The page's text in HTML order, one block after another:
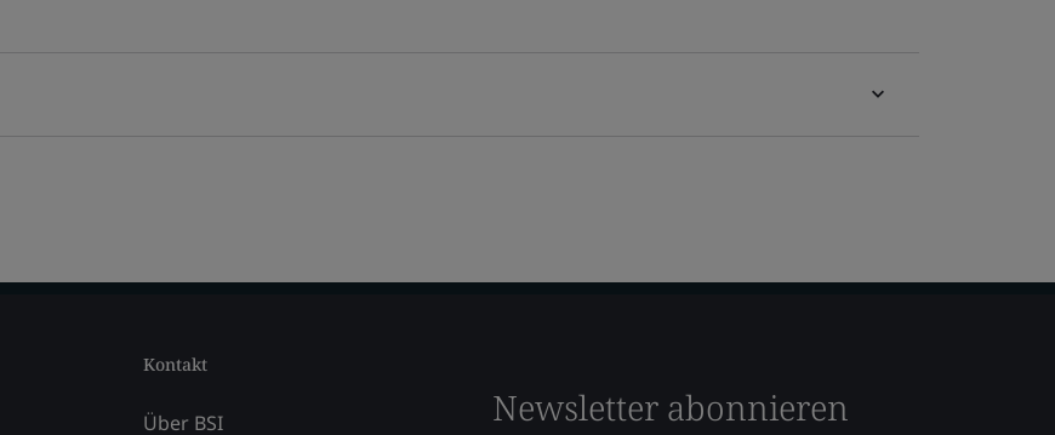
Kontakt
Über BSI Newsletter abonnieren